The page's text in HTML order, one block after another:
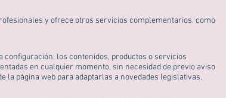
y ofrece otros servicios complementarios, como
los contenidos, productos o servicios
en cualquier momento, sin necesidad de previo aviso
la página web para adaptarlas a novedades legislativas.